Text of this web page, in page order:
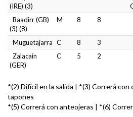
(IRE) (3)
Baadirr (GB)
(3) (8)
M 8 8
Muguetajarra C 8
3
Zalacain
(GER)
C 5 2
*(2) Difícil en la salida | *(3) Correrá
tapones
*(5) Correrá con anteojeras | *(6)